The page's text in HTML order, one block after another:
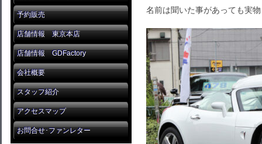
予約販売
店舗情報 東京本店
店舗情報 GDFactory
会社概要
スタッフ紹介
アクセスマップ
お問合せ･ファンレター
名前は聞いた事があっても実